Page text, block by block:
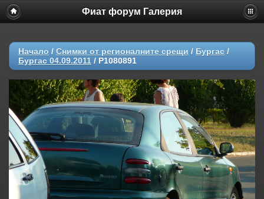
Фиат форум Галерия
Начало / Снимки от регионалните срещи / Бургас /
Бургас 04.09.2011 / P1080891